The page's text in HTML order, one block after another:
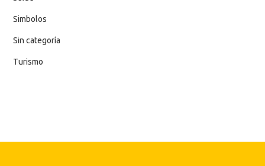
Simbolos
Sin categoría
Turismo